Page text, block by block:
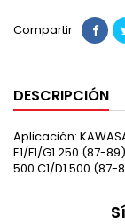
Compartir
DESCRIPCIÓN
Aplicación:
E1/F1/G1 250 (87-
500 C1/D1 500 (87-